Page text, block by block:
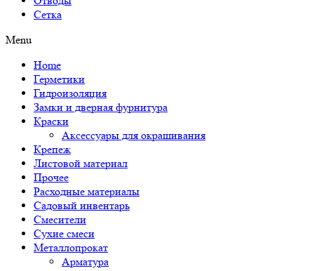
Сетка
Menu
Home
Герметики
Гидроизоляция
Замки и дверная фурнитура
Краски
Аксессуары для окрашивания
Крепеж
Листовой материал
Прочее
Расходные материалы
Садовый инвентарь
Смесители
Сухие смеси
Металлопрокат
Арматура